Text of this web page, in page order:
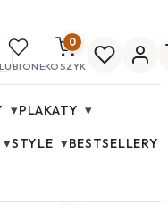
0
KOSZYK
▾PLAKATY ▾
▾STYLE ▾BESTSELLERY